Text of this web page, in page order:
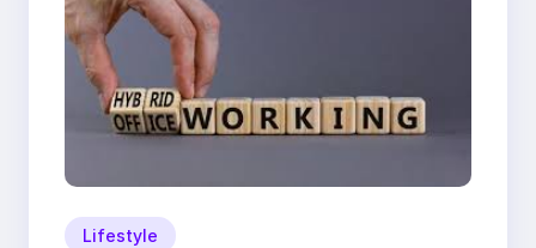
Lifestyle